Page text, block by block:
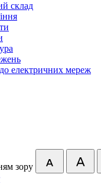
склад
електричних мереж
зору